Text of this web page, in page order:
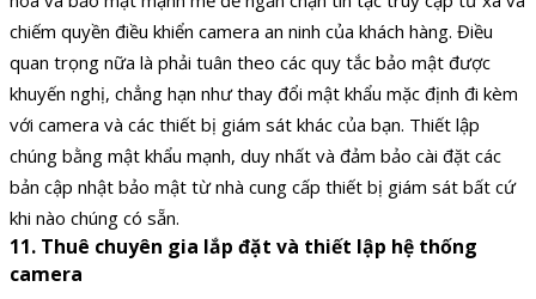
chiếm quyền điều khiển camera an ninh của khách hàng. Điều
quan trọng nữa là phải tuân theo các quy tắc bảo mật được
khuyến nghị, chẳng hạn như thay đổi mật khẩu mặc định đi kèm
với camera và các thiết bị giám sát khác của bạn. Thiết lập
chúng bằng mật khẩu mạnh, duy nhất và đảm bảo cài đặt các
bản cập nhật bảo mật từ nhà cung cấp thiết bị giám sát bất cứ
khi nào chúng có sẵn.
11. Thuê chuyên gia lắp đặt và thiết lập hệ thống
camera